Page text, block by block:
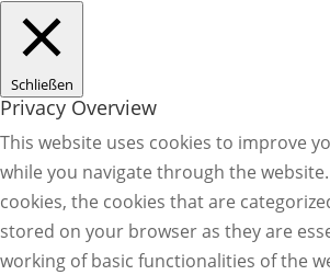
Schließen
Privacy Overview
This website uses cookies to improve
while you navigate through the
cookies, the cookies that are
stored on your browser as they are
working of basic functionalities of the